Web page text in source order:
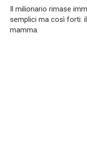
Il milionario rimase
semplici ma così forti:
mamma.